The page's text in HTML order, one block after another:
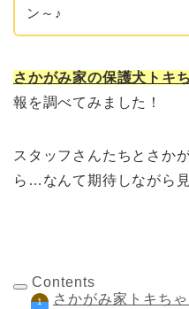
ン～♪
さかがみ家の保護犬トキ
報を調べてみました！
スタッフさんたちとさか
ら…なんて期待しながら
Contents
さかがみ家トキち